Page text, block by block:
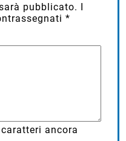
pubblicato. I
*
ancora